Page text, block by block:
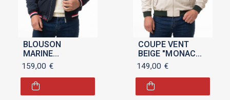
BLOUSON
MARINE
"MONACO GRAND
PRIX 2026" POUR
HOMME
159,00 €
COUPE VENT
BEIGE "MONACO
GRAND PRIX
HISTORIQUE"
149,00 €